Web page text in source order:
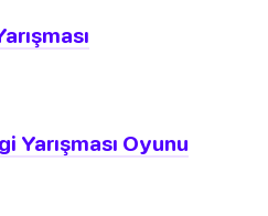
Yarışması Oyunu